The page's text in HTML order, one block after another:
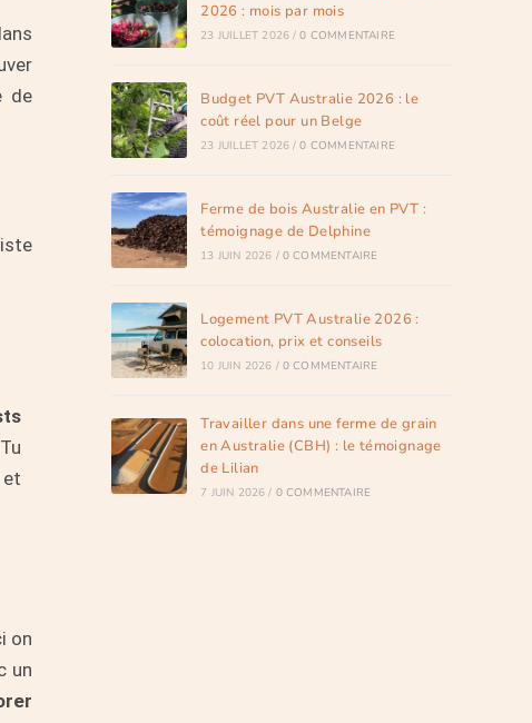
de
et
on
un
2026 : mois par mois
23 JUILLET 2026 / 0 COMMENTAIRE
Budget PVT Australie 2026 : le
coût réel pour un Belge
23 JUILLET 2026 / 0 COMMENTAIRE
Ferme de bois Australie en PVT :
témoignage de Delphine
13 JUIN 2026 / 0 COMMENTAIRE
Logement PVT Australie 2026 :
colocation, prix et conseils
10 JUIN 2026 / 0 COMMENTAIRE
Travailler dans une ferme de grain
en Australie (CBH) : le témoignage
de Lilian
7 JUIN 2026 / 0 COMMENTAIRE